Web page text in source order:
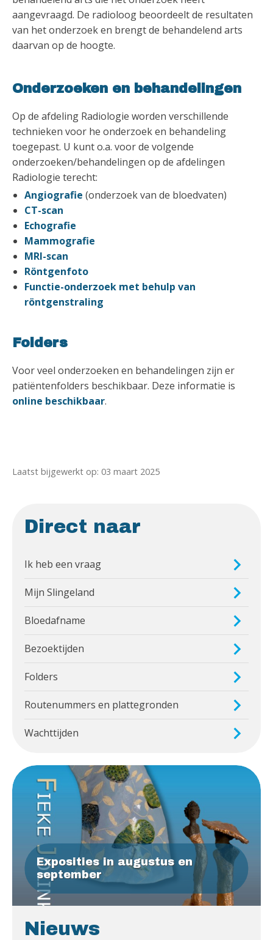
aangevraagd. De radioloog beoordeelt de resultaten
van het onderzoek en brengt de behandelend arts
daarvan op de hoogte.
Onderzoeken en behandelingen
Op de afdeling Radiologie worden verschillende
technieken voor he onderzoek en behandeling
toegepast. U kunt o.a. voor de volgende
onderzoeken/behandelingen op de afdelingen
Radiologie terecht:
Angiografie (onderzoek van de bloedvaten)
CT-scan
Echografie
Mammografie
MRI-scan
Röntgenfoto
Functie-onderzoek met behulp van
röntgenstraling
Folders
Voor veel onderzoeken en behandelingen zijn er
patiëntenfolders beschikbaar. Deze informatie is
online beschikbaar.
Laatst bijgewerkt op: 03 maart 2025
Direct naar
Ik heb een vraag
Mijn Slingeland
Bloedafname
Bezoektijden
Folders
Routenummers en plattegronden
Wachttijden
Exposities in augustus en
september
Nieuws